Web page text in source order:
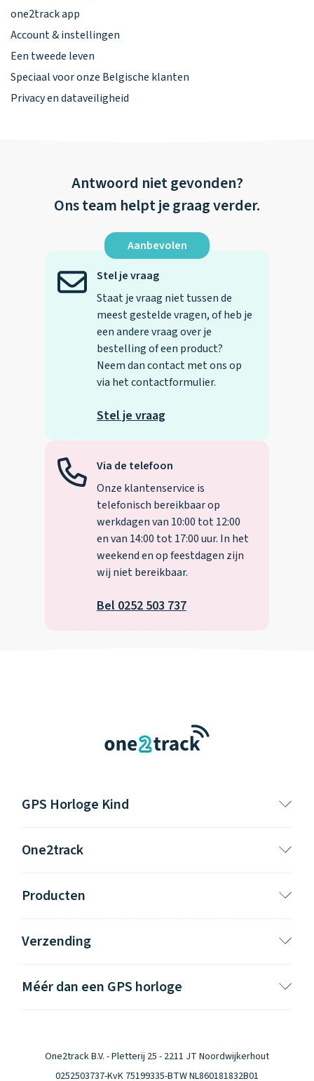
one2track app
Account & instellingen
Een tweede leven
Speciaal voor onze Belgische klanten
Privacy en dataveiligheid
Antwoord niet gevonden?
Ons team helpt je graag verder.
Via de telefoon
Onze klantenservice is
telefonisch bereikbaar op
werkdagen van 10:00 tot 12:00
en van 14:00 tot 17:00 uur. In het
weekend en op feestdagen zijn
wij niet bereikbaar.
Bel 0252 503 737
Aanbevolen
Stel je vraag
Staat je vraag niet tussen de
meest gestelde vragen, of heb je
een andere vraag over je
bestelling of een product?
Neem dan contact met ons op
via het contactformulier.
Stel je vraag
GPS Horloge Kind
One2track
Producten
Verzending
Méér dan een GPS horloge
One2track B.V. - Pletterij 25 - 2211 JT Noordwijkerhout
0252503737-KvK 75199335-BTW NL860181832B01